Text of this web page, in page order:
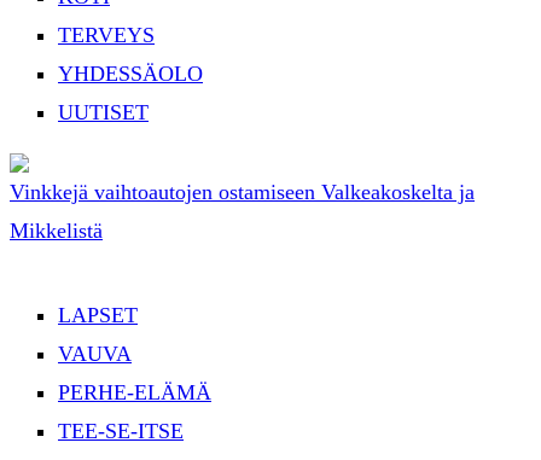
TERVEYS
YHDESSÄOLO
UUTISET
Vinkkejä vaihtoautojen ostamiseen Valkeakoskelta ja
Mikkelistä
LAPSET
VAUVA
PERHE-ELÄMÄ
TEE-SE-ITSE